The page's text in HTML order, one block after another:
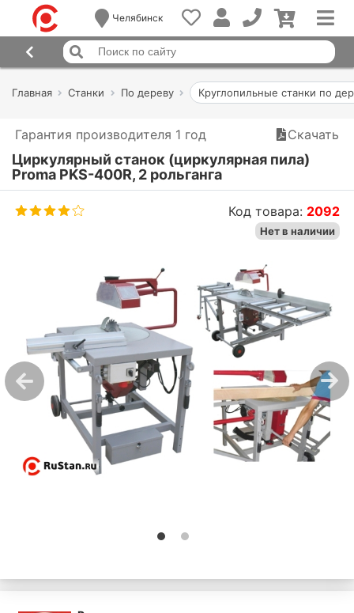
Челябинск
Главная Станки По дереву Круглопильные станки по
Гарантия производителя 1 год Скачать
Циркулярный станок (циркулярная пила)
Proma PKS-400R, 2 рольганга
Код товара: 2092
Нет в наличии